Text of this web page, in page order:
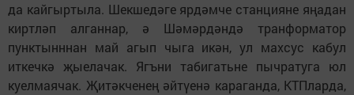
да кайгыртыла. Шекшедәге ярдәмче станцияне яңадан
киртләп алганнар, ә Шәмәрдәндә транформатор
пунктынннан май агып чыга икән, ул махсус кабул
иткечкә җыелачак. Ягъни табигатьне пычратуга юл
куелмаячак. Җитәкченең әйтүенә караганда, КТПларда,